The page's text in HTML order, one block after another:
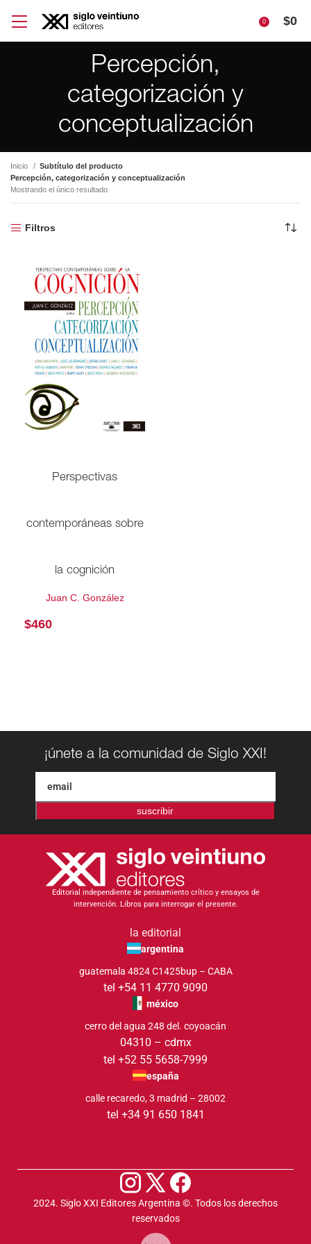
0 $0
Percepción,
categorización y
conceptualización
Inicio
Subtítulo del producto
Percepción, categorización y conceptualización
Mostrando el único resultado
Filtros
Perspectivas
contemporáneas sobre
la cognición
Juan C. González
$460
¡únete a la comunidad de Siglo XXI!
suscribir
Editorial independiente de pensamiento crítico y ensayos de
intervención. Libros para interrogar el presente.
la editorial
argentina
guatemala 4824 C1425bup – CABA
tel +54 11 4770 9090
méxico
cerro del agua 248 del. coyoacán
04310 – cdmx
tel +52 55 5658-7999
españa
calle recaredo, 3 madrid – 28002
tel +34 91 650 1841
2024. Siglo XXI Editores Argentina ©️. Todos los derechos
reservados